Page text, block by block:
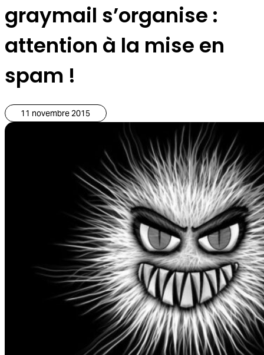
graymail s’organise :
attention à la mise en
spam !
11 novembre 2015